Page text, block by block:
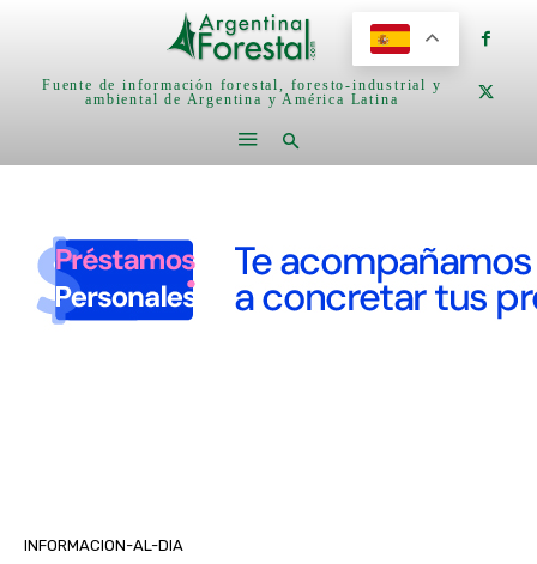
Fuente de información forestal, foresto-industrial y
ambiental de Argentina y América Latina
INFORMACION-AL-DIA